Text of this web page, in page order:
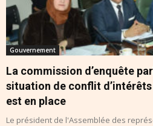
Gouvernement
La commission d’enquête
situation de conflit
est en place
Le président de l'Assemblée des